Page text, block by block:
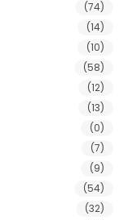
(74)
(14)
(10)
(58)
(12)
(13)
(0)
(7)
(9)
(54)
(32)